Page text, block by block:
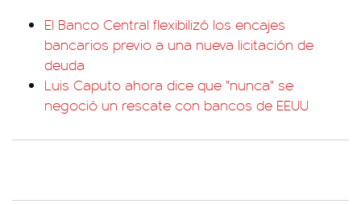
El Banco Central flexibilizó los encajes
bancarios previo a una nueva licitación de
deuda
Luis Caputo ahora dice que "nunca" se
negoció un rescate con bancos de EEUU